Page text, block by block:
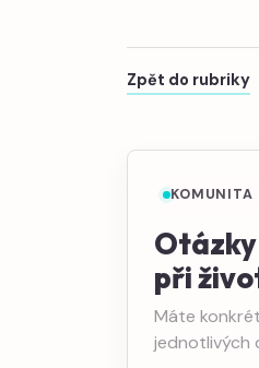
Zpět do rubriky
KOMUNITA
při
Máte
jednotlivých